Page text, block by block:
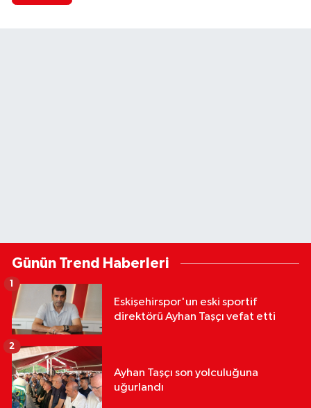
Günün Trend Haberleri
Eskişehirspor'un eski sportif
direktörü Ayhan Taşçı vefat etti
1
Ayhan Taşçı son yolculuğuna
uğurlandı
2